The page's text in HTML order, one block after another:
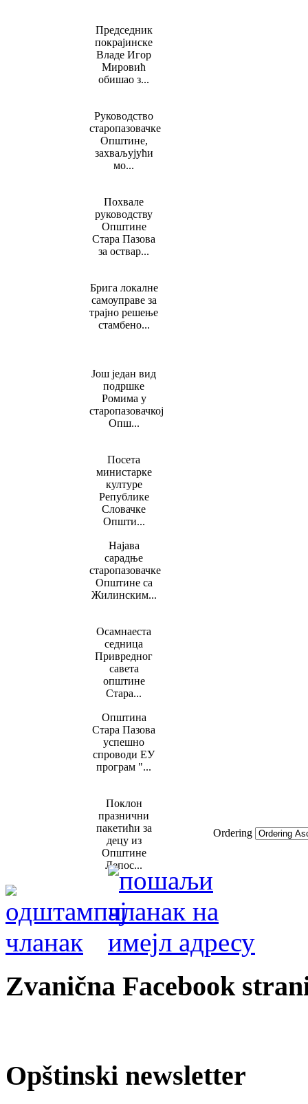
Председник
покрајинске
Владе Игор
Мировић
обишао з...
Руководство
старопазовачке
Општине,
захваљујући
мо...
Похвале
руководству
Општине
Стара Пазова
за оствар...
Брига локалне
самоуправе за
трајно решење
стамбено...
Још један вид
подршке
Ромима у
старопазовачкој
Опш...
Посета
министарке
културе
Републике
Словачке
Општи...
Најава
сарадње
старопазовачке
Општине са
Жилинским...
Oсамнаеста
седница
Привредног
савета
општине
Стара...
Општина
Стара Пазова
успешно
спроводи ЕУ
програм "...
Поклон
празнични
пакетићи за
децу из
Општине
Лепос...
Ordering
Zvanična Facebook
Opštinski newsletter